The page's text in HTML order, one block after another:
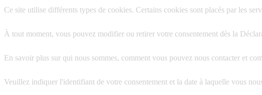
Ce site utilise différents types de cookies. Certains cookies sont placés par les
À tout moment, vous pouvez modifier ou retirer votre consentement dès la
En savoir plus sur qui nous sommes, comment vous pouvez nous contacter et
Veuillez indiquer l'identifiant de votre consentement et la date à laquelle vous